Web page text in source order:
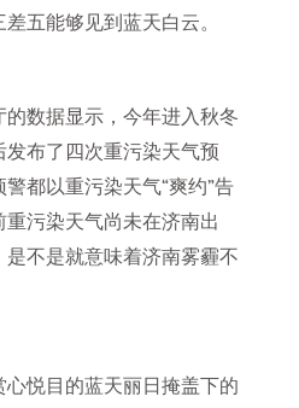
五能够见到蓝天白云。
数据显示，今年进入秋冬
布了四次重污染天气预
都以重污染天气“爽约”告
污染天气尚未在济南出
不是就意味着济南雾霾不
悦目的蓝天丽日掩盖下的